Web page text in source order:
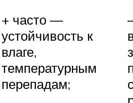
+ часто —
устойчивость к
влаге,
температурным
перепадам;